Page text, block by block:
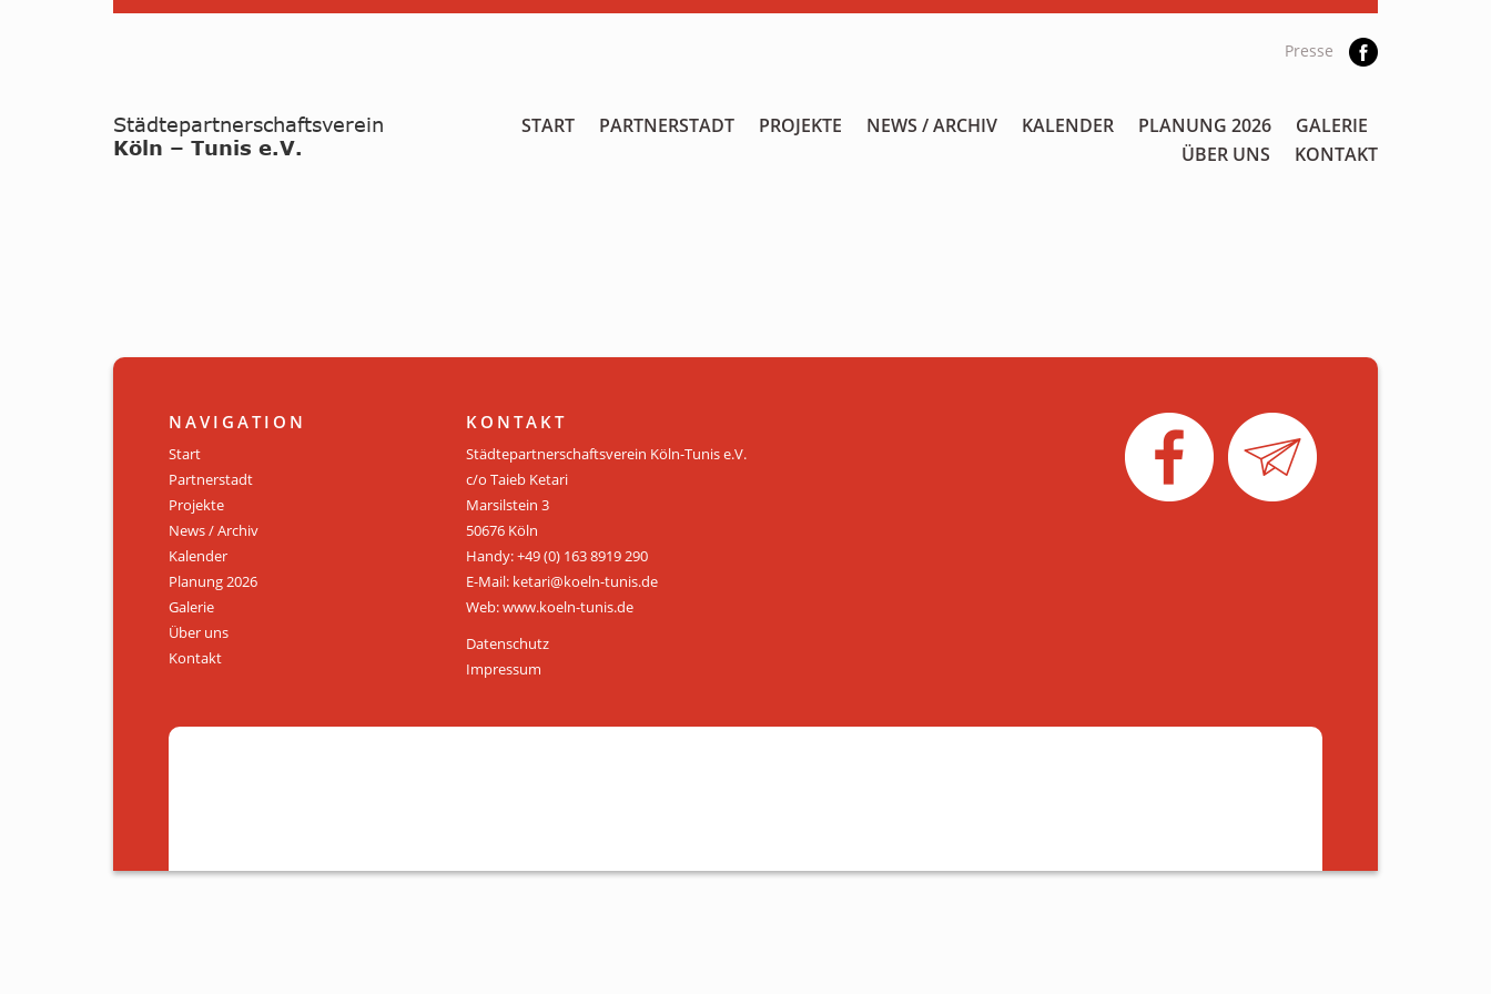
Presse
START PARTNERSTADT PROJEKTE NEWS / ARCHIV KALENDER PLANUNG 2026
GALERIE
ÜBER UNS
KONTAKT
NAVIGATION
Start
Partnerstadt
Projekte
News / Archiv
Kalender
Planung 2026
Galerie
Über uns
Kontakt
KONTAKT
Städtepartnerschaftsverein Köln-Tunis e.V.
c/o Taieb Ketari
Marsilstein 3
50676 Köln
Handy: +49 (0) 163 8919 290
E-Mail: ketari@koeln-tunis.de
Web: www.koeln-tunis.de
Datenschutz
Impressum
KALENDER